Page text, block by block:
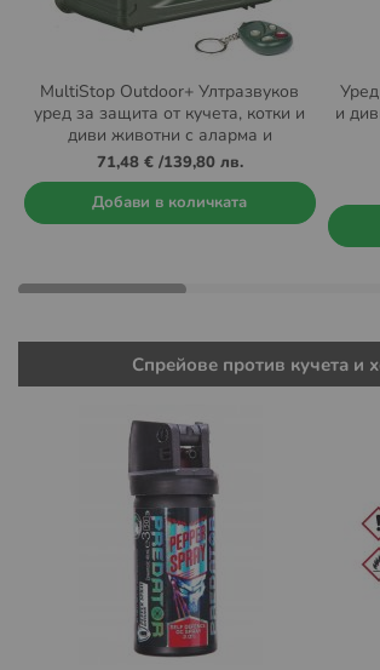
MultiStop Outdoor+ Ултразвуков
уред за защита от кучета, котки и
диви животни с аларма и
дистанционно управление
71,48 €/139,80 лв.
Добави в количката
и
Спрейове против кучета и